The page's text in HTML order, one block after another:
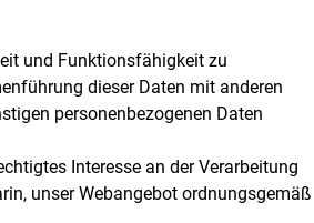
und Funktionsfähigkeit zu
dieser Daten mit anderen
personenbezogenen Daten
Interesse an der Verarbeitung
unser Webangebot ordnungsgemäß